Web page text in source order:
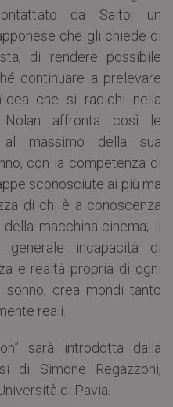
da Saito, un
che gli chiede di
di rendere possibile
continuare a prelevare
che si radichi nella
affronta così le
al massimo della sua
con la competenza di
sconosciute ai più ma
di chi è a conoscenza
macchina-cinema; il
incapacità di
e realtà propria di ogni
sonno, crea mondi tanto
reali.
sarà introdotta dalla
di Simone Regazzoni,
di Pavia.